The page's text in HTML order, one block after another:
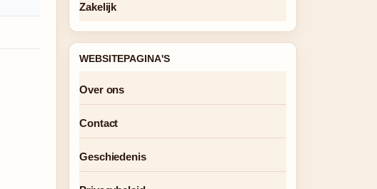
Zakelijk
WEBSITEPAGINA'S
Over ons
Contact
Geschiedenis